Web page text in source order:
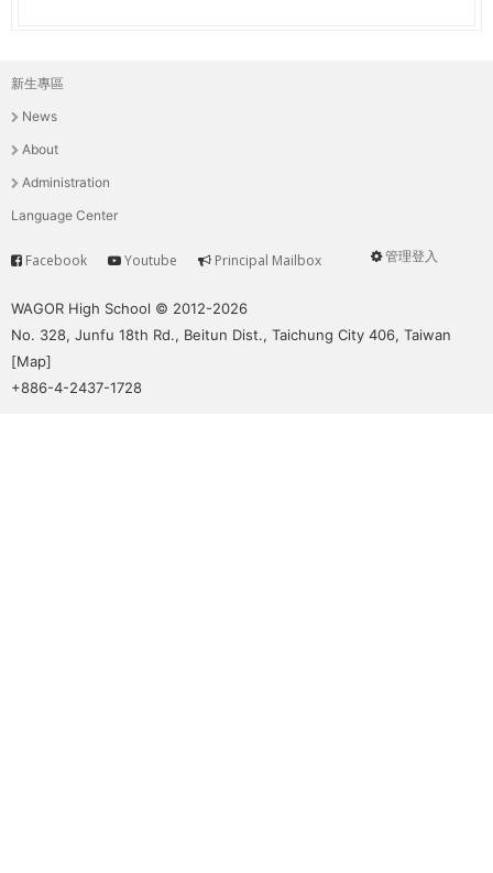
主
選
單
新生專區
News
About
Administration
Language Center
User
管理登入
Service
Facebook Youtube Principal Mailbox
WAGOR High School © 2012-2026
No. 328, Junfu 18th Rd., Beitun Dist., Taichung City 406, Taiwan
[Map]
+886-4-2437-1728